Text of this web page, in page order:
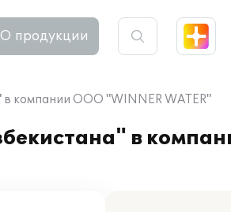
О продукции
компании OOO "WINNER WATER"
в